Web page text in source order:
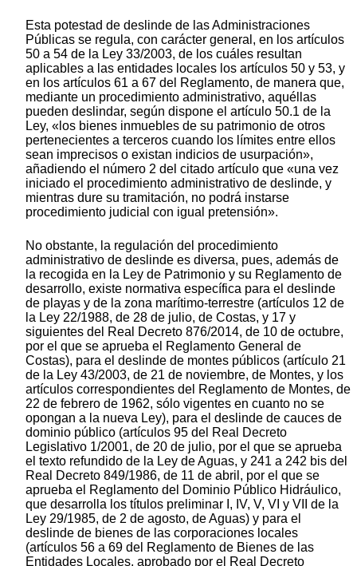
Esta potestad de deslinde de las Administraciones
Públicas se regula, con carácter general, en los artículos
50 a 54 de la Ley 33/2003, de los cuáles resultan
aplicables a las entidades locales los artículos 50 y 53, y
en los artículos 61 a 67 del Reglamento, de manera que,
mediante un procedimiento administrativo, aquéllas
pueden deslindar, según dispone el artículo 50.1 de la
Ley, «los bienes inmuebles de su patrimonio de otros
pertenecientes a terceros cuando los límites entre ellos
sean imprecisos o existan indicios de usurpación»,
añadiendo el número 2 del citado artículo que «una vez
iniciado el procedimiento administrativo de deslinde, y
mientras dure su tramitación, no podrá instarse
procedimiento judicial con igual pretensión».
No obstante, la regulación del procedimiento
administrativo de deslinde es diversa, pues, además de
la recogida en la Ley de Patrimonio y su Reglamento de
desarrollo, existe normativa específica para el deslinde
de playas y de la zona marítimo-terrestre (artículos 12 de
la Ley 22/1988, de 28 de julio, de Costas, y 17 y
siguientes del Real Decreto 876/2014, de 10 de octubre,
por el que se aprueba el Reglamento General de
Costas), para el deslinde de montes públicos (artículo 21
de la Ley 43/2003, de 21 de noviembre, de Montes, y los
artículos correspondientes del Reglamento de Montes, de
22 de febrero de 1962, sólo vigentes en cuanto no se
opongan a la nueva Ley), para el deslinde de cauces de
dominio público (artículos 95 del Real Decreto
Legislativo 1/2001, de 20 de julio, por el que se aprueba
el texto refundido de la Ley de Aguas, y 241 a 242 bis del
Real Decreto 849/1986, de 11 de abril, por el que se
aprueba el Reglamento del Dominio Público Hidráulico,
que desarrolla los títulos preliminar I, IV, V, VI y VII de la
Ley 29/1985, de 2 de agosto, de Aguas) y para el
deslinde de bienes de las corporaciones locales
(artículos 56 a 69 del Reglamento de Bienes de las
Entidades Locales, aprobado por el Real Decreto